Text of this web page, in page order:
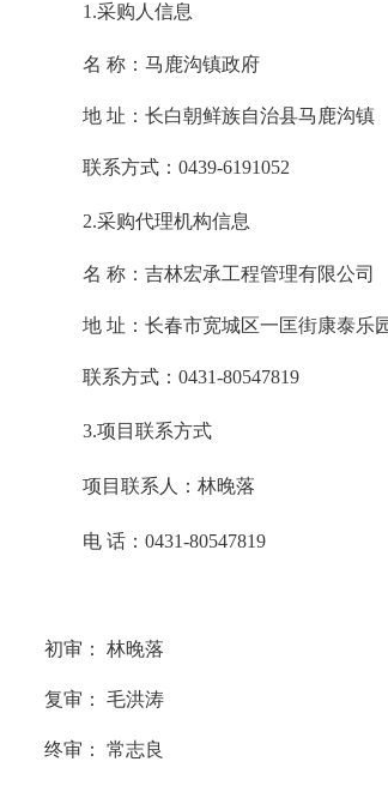
1.采购人信息
名 称： 马鹿沟镇政府
地 址： 长白朝鲜族自治县马鹿沟镇
联系方式： 0439-6191052
2.采购代理机构信息
名 称： 吉林宏承工程管理有限公司
地 址： 长春市宽城区一匡街康泰乐
联系方式： 0431-80547819
3.项目联系方式
项目联系人： 林晚落
电 话： 0431-80547819
初审： 林晚落
复审： 毛洪涛
终审： 常志良